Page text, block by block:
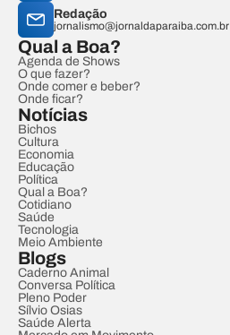
Redação
jornalismo@jornaldaparaiba.com.br
Qual a Boa?
Agenda de Shows
O que fazer?
Onde comer e beber?
Onde ficar?
Notícias
Bichos
Cultura
Economia
Educação
Política
Qual a Boa?
Cotidiano
Saúde
Tecnologia
Meio Ambiente
Blogs
Caderno Animal
Conversa Política
Pleno Poder
Sílvio Osias
Saúde Alerta